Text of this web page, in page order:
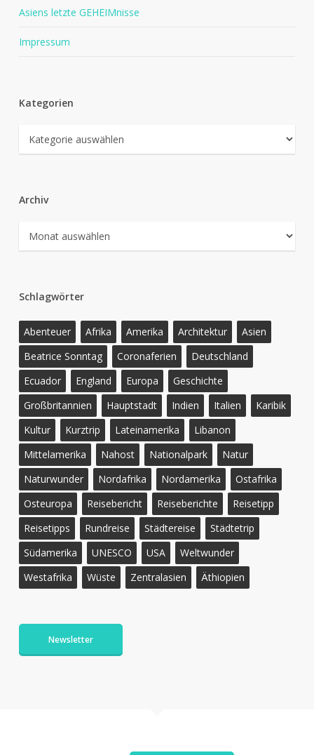
Asiens letzte GEHEIMnisse
Impressum
Kategorien
Kategorien
Archiv
Archiv
Schlagwörter
Abenteuer Afrika Amerika Architektur
Asien
Beatrice Sonntag
Coronaferien
Deutschland
Ecuador
England Europa
Geschichte
Großbritannien
Hauptstadt Indien Italien
Karibik
Kultur
Kurztrip Lateinamerika
Libanon
Mittelamerika
Nahost Nationalpark
Natur
Naturwunder
Nordafrika Nordamerika
Ostafrika
Osteuropa
Reisebericht Reiseberichte
Reisetipp
Reisetipps
Rundreise Städtereise
Städtetrip
Südamerika
UNESCO USA
Weltwunder
Westafrika
Wüste Zentralasien Äthiopien
Newsletter